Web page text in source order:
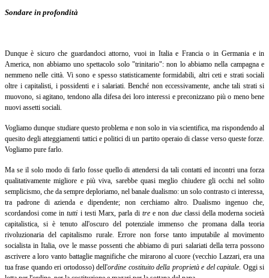
Sondare in profondità
Dunque è sicuro che guardandoci attorno, vuoi in Italia e Francia o in Germania e in
America, non abbiamo uno spettacolo solo "trinitario": non lo abbiamo nella campagna e
nemmeno nelle città. Vi sono e spesso statisticamente formidabili, altri ceti e strati sociali
oltre i capitalisti, i possidenti e i salariati. Benché non eccessivamente, anche tali strati si
muovono, si agitano, tendono alla difesa dei loro interessi e preconizzano più o meno bene
nuovi assetti sociali.
Vogliamo dunque studiare questo problema e non solo in via scientifica, ma rispondendo al
quesito degli atteggiamenti tattici e politici di un partito operaio di classe verso queste forze.
Vogliamo pure farlo.
Ma se il solo modo di farlo fosse quello di attendersi da tali contatti ed incontri una forza
qualitativamente migliore e più viva, sarebbe quasi meglio chiudere gli occhi nel solito
semplicismo, che da sempre deploriamo, nel banale dualismo: un solo contrasto ci interessa,
tra padrone di azienda e dipendente; non cerchiamo altro. Dualismo ingenuo che,
scordandosi come intutti i testi Marx, parla ditree non due classi della moderna società
capitalistica, si è tenuto all'oscuro del potenziale immenso che promana dalla teoria
rivoluzionaria del capitalismo rurale. Errore non forse tanto imputabile al movimento
socialista in Italia, ove le masse possenti che abbiamo di puri salariati della terra possono
ascrivere a loro vanto battaglie magnifiche che mirarono al cuore (vecchio Lazzari, era una
tua frase quando eri ortodosso) dell'ordine costituito della proprietà e del capitale. Oggi si